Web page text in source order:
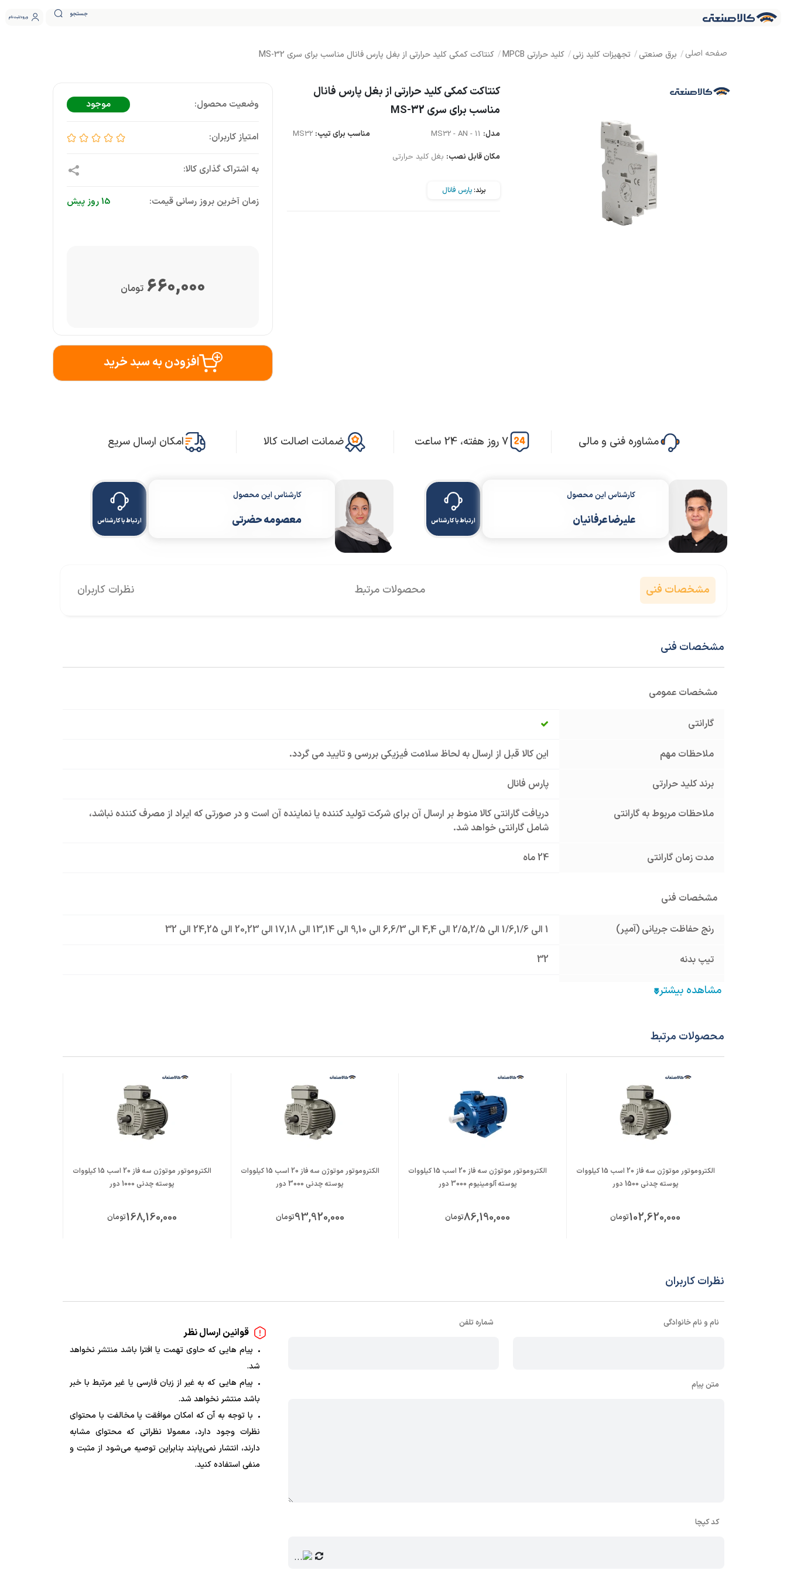
جستجو ورود ثبت نام
برق صنعتی تجهیزات کلید زنی کلید حرارتی MPCB کنتاکت کمکی کلید حرارتی از بغل پارس فانال مناسب برای سری MS-32
کنتاکت کمکی کلید حرارتی از بغل پارس فانال
مناسب برای سری MS-32
مدل: مناسب برای تیپ:
مکان قابل نصب: بغل کلید حرارتی
برند:پارس فانال
موجود
زمان آخرین بروز رسانی قیمت: 15 روز پیش
660,000 تومان
افزودن به سبد خرید
مشاوره فنی و مالی 7 روز هفته، 24 ساعت ضمانت اصالت کالا امکان ارسال سریع
کارشناس این محصول
علیرضا عرفانیان ارتباط با کارشناس
کارشناس این محصول
معصومه حضرتی ارتباط با کارشناس
مشخصات فنی محصولات مرتبط نظرات کاربران
مشخصات فنی
مشخصات عمومی
گارانتی
ملاحظات مهم این کالا قبل از ارسال به لحاظ سلامت فیزیکی بررسی و تایید می گردد.
برند کلید حرارتی پارس فانال
ملاحظات مربوط به گارانتی
دریافت گارانتی کالا منوط بر ارسال آن برای شرکت تولید کننده یا نماینده آن است و در صورتی که ایراد از مصرف کننده نباشد،
شامل گارانتی خواهد شد.
مدت زمان گارانتی 24 ماه
مشخصات فنی
رنج حفاظت جریانی (آمپر) 1 الی 1/6 ,1/6 الی 2/5 ,2/5 الی 4 ,4 الی 6/3 ,6 الی 10 ,9 الی 14 ,13 الی 18 ,17 الی 23 ,20 الی 25 ,24 الی 32
تیپ بدنه 32
سایر مشخصات
محصولات مرتبط
الکتروموتور موتوژن سه فاز 20 اسب 15 کیلووات
پوسته چدنی 1500 دور
102,620,000تومان
الکتروموتور موتوژن سه فاز 20 اسب 15 کیلووات
پوسته آلومینیوم 3000 دور
86,190,000تومان
الکتروموتور موتوژن سه فاز 20 اسب 15 کیلووات
پوسته چدنی 3000 دور
93,920,000تومان
الکتروموتور موتوژن سه فاز 20 اسب 15 کیلووات
پوسته چدنی 1000 دور
168,160,000تومان
نظرات کاربران
قوانین ارسال نظر
پیام هایی که حاوی تهمت یا افترا باشد منتشر نخواهد
شد.
پیام هایی که به غیر از زبان فارسی یا غیر مرتبط با خبر
باشد منتشر نخواهد شد.
با توجه به آن که امکان موافقت یا مخالفت با محتوای
نظرات وجود دارد، معمولا نظراتی که محتوای مشابه
دارند، انتشار نمی‌یابند بنابراین توصیه می‌شود از مثبت و
منفی استفاده کنید.
نام و نام خانوادگی شماره تلفن
متن پیام
کد کپچا